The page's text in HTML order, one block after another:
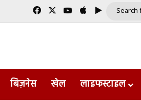
FacebookYouTube
AppleGoogle
बिज़नेस खेल लाइफस्टाइल